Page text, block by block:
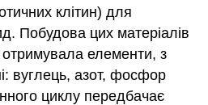
клітин) для
Побудова цих матеріалів
елементи, з
вуглець, азот, фосфор
циклу передбачає